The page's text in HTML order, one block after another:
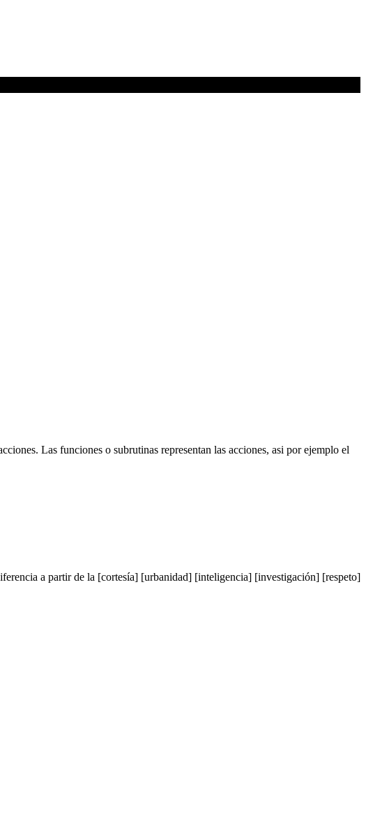
Las funciones o subrutinas representan las acciones, asi por ejemplo el
a partir de la [cortesía] [urbanidad] [inteligencia] [investigación] [respeto]